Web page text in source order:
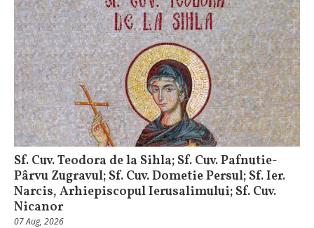
Sf. Cuv. Teodora de la Sihla; Sf. Cuv. Pafnutie-
Pârvu Zugravul; Sf. Cuv. Dometie Persul; Sf. Ier.
Narcis, Arhiepiscopul Ierusalimului; Sf. Cuv.
Nicanor
07 Aug, 2026